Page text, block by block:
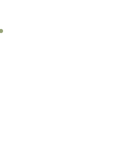
På lager